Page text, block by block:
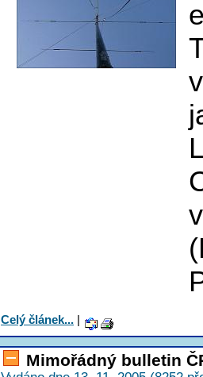
Celý článek... |
Mimořádný bulletin